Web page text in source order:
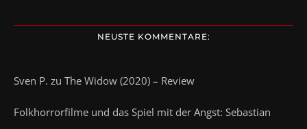
NEUSTE KOMMENTARE:
Sven P. zu The Widow (2020) – Review
Folkhorrorfilme und das Spiel mit der Angst: Sebastian